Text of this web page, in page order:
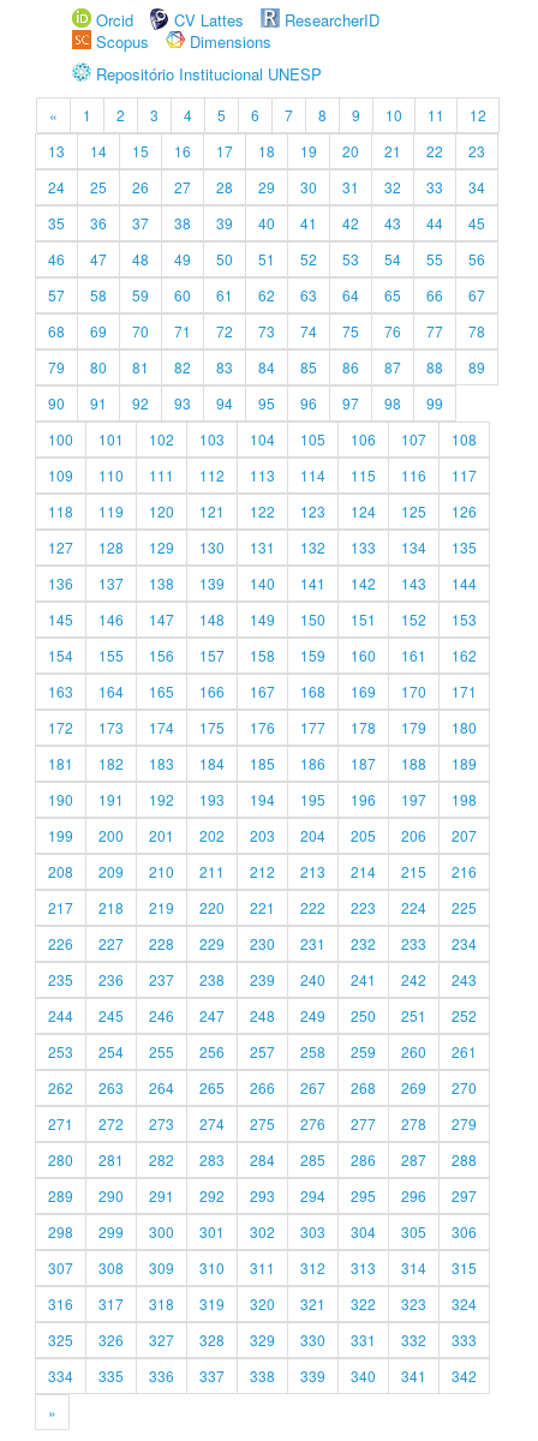
Orcid
CV Lattes
ResearcherID
Scopus
Dimensions
Repositório Institucional UNESP
« 1 2 3 4 5 6 7 8 9 10 11
12
13
14 15 16 17 18 19 20 21 22
23
24
25 26 27 28 29 30 31 32 33
34
35
36 37 38 39 40 41 42 43 44
45
46
47 48 49 50 51 52 53 54 55
56
57
58 59 60 61 62 63 64 65 66
67
68
69 70 71 72 73 74 75 76 77
78
79
80 81 82 83 84 85 86 87 88
89
90
91 92 93 94 95 96 97 98
99
100
101 102 103 104 105 106 107
108
109
110 111 112 113 114 115 116
117
118
119 120 121 122 123 124 125
126
127
128 129 130 131 132 133 134
135
136
137 138 139 140 141 142 143
144
145
146 147 148 149 150 151 152
153
154
155 156 157 158 159 160 161
162
163
164 165 166 167 168 169 170
171
172
173 174 175 176 177 178 179
180
181
182 183 184 185 186 187 188
189
190
191 192 193 194 195 196 197
198
199
200 201 202 203 204 205 206
207
208
209 210 211 212 213 214 215
216
217
218 219 220 221 222 223 224
225
226
227 228 229 230 231 232 233
234
235
236 237 238 239 240 241 242
243
244
245 246 247 248 249 250 251
252
253
254 255 256 257 258 259 260
261
262
263 264 265 266 267 268 269
270
271
272 273 274 275 276 277 278
279
280
281 282 283 284 285 286 287
288
289
290 291 292 293 294 295 296
297
298
299 300 301 302 303 304 305
306
307
308 309 310 311 312 313 314
315
316
317 318 319 320 321 322 323
324
325
326 327 328 329 330 331 332
333
334
335 336 337 338 339 340 341
342
»